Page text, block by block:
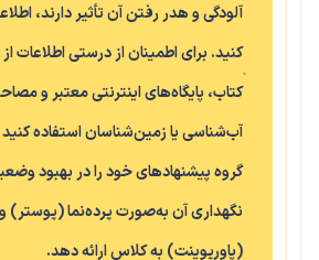
آلودگی و هدر رفتن آن تأثیر دارند،
کنید. برای اطمینان از درستی اطلاعات
کتاب، پایگاه‌های اینترنتی معتبر و
آب‌شناسی یا زمین‌شناسان استفاده
گروه پیشنهادهای خود را در بهبود
نگهداری آن به‌صورت پرده‌نما (پوستر) و
(پاورپوینت) به کلاس ارائه دهد.